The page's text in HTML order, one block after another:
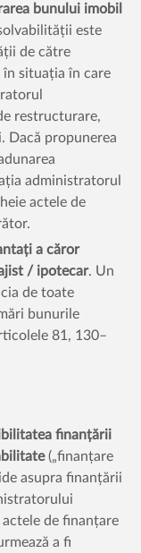
bunului imobil
este
de către
în situația în care
restructurare,
Dacă propunerea
administratorul
actele de
a căror
/ ipotecar. Un
de toate
bunurile
81, 130–
finanțării
(„finanțare
asupra finanțării
de finanțare
a fi